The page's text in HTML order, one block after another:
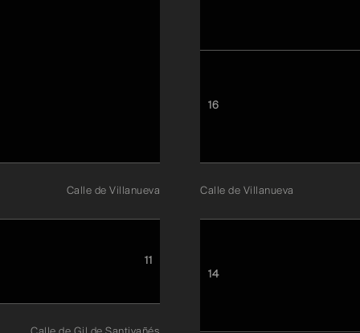
16
Calle de Villanueva
14
Calle de Villanueva
11